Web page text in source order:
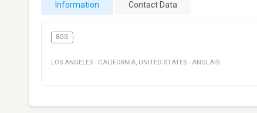
Information Contact Data
80S
LOS ANGELES · CALIFORNIA, UNITED STATES · ANGLAIS